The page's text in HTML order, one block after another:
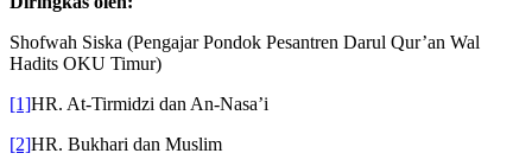
Shofwah Siska (Pengajar Pondok Pesantren Darul Qur’an Wal